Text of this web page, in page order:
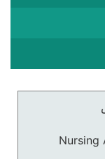
Nursing